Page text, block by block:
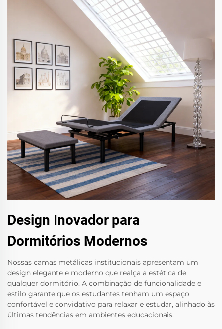
Design Inovador para
Dormitórios Modernos
Nossas camas metálicas institucionais apresentam um
design elegante e moderno que realça a estética de
qualquer dormitório. A combinação de funcionalidade e
estilo garante que os estudantes tenham um espaço
confortável e convidativo para relaxar e estudar, alinhado às
últimas tendências em ambientes educacionais.